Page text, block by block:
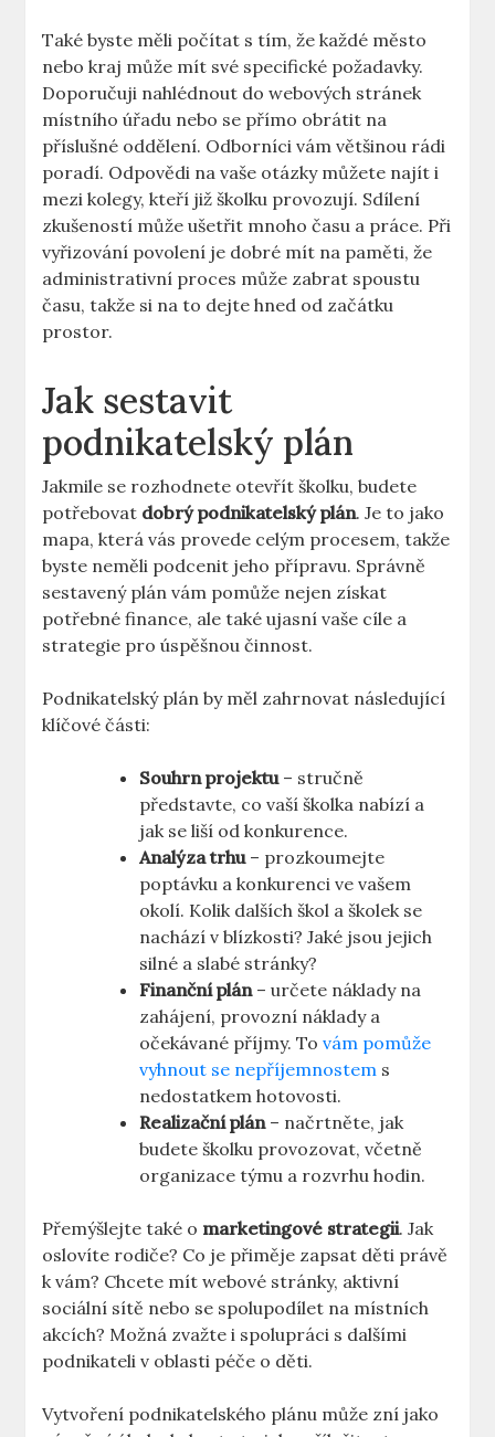
Také byste měli počítat s tím, že každé město
nebo kraj může mít své specifické požadavky.
Doporučuji nahlédnout do webových stránek
místního úřadu nebo se přímo obrátit na
příslušné oddělení. Odborníci vám většinou rádi
poradí. Odpovědi na vaše otázky můžete najít i
mezi kolegy, kteří již školku provozují. Sdílení
zkušeností může ušetřit mnoho času a práce. Při
vyřizování povolení je dobré mít na paměti, že
administrativní proces může zabrat spoustu
času, takže si na to dejte hned od začátku
prostor.
Jak sestavit
podnikatelský plán
Jakmile se rozhodnete otevřít školku, budete
potřebovat dobrý podnikatelský plán. Je to jako
mapa, která vás provede celým procesem, takže
byste neměli podcenit jeho přípravu. Správně
sestavený plán vám pomůže nejen získat
potřebné finance, ale také ujasní vaše cíle a
strategie pro úspěšnou činnost.
Podnikatelský plán by měl zahrnovat následující
klíčové části:
Souhrn projektu– stručně
představte, co vaší školka nabízí a
jak se liší od konkurence.
Analýza trhu– prozkoumejte
poptávku a konkurenci ve vašem
okolí. Kolik dalších škol a školek se
nachází v blízkosti? Jaké jsou jejich
silné a slabé stránky?
Finanční plán– určete náklady na
zahájení, provozní náklady a
očekávané příjmy. Továm pomůže
vyhnout se nepříjemnostem s
nedostatkem hotovosti.
Realizační plán– načrtněte, jak
budete školku provozovat, včetně
organizace týmu a rozvrhu hodin.
Přemýšlejte také o marketingové strategii. Jak
oslovíte rodiče? Co je přiměje zapsat děti právě
k vám? Chcete mít webové stránky, aktivní
sociální sítě nebo se spolupodílet na místních
akcích? Možná zvažte i spolupráci s dalšími
podnikateli v oblasti péče o děti.
Vytvoření podnikatelského plánu může zní jako